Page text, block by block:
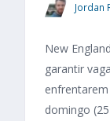
Jordan
New
garantir
domingo